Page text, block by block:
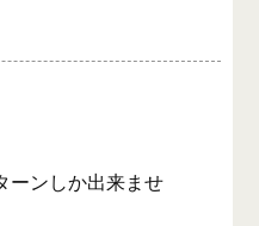
ーンしか出来ませ